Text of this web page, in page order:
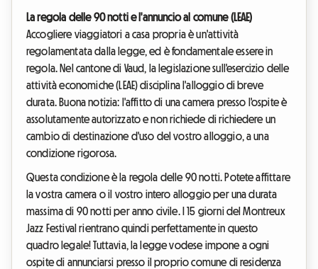
La regola delle 90 notti e l'annuncio al comune (LEAE)
Accogliere viaggiatori a casa propria è un'attività
regolamentata dalla legge, ed è fondamentale essere in
regola. Nel cantone di Vaud, la legislazione sull'esercizio delle
attività economiche (LEAE) disciplina l'alloggio di breve
durata. Buona notizia: l'affitto di una camera presso l'ospite è
assolutamente autorizzato e non richiede di richiedere un
cambio di destinazione d'uso del vostro alloggio, a una
condizione rigorosa.
Questa condizione è la regola delle 90 notti. Potete affittare
la vostra camera o il vostro intero alloggio per una durata
massima di 90 notti per anno civile. I 15 giorni del Montreux
Jazz Festival rientrano quindi perfettamente in questo
quadro legale! Tuttavia, la legge vodese impone a ogni
ospite di annunciarsi presso il proprio comune di residenza